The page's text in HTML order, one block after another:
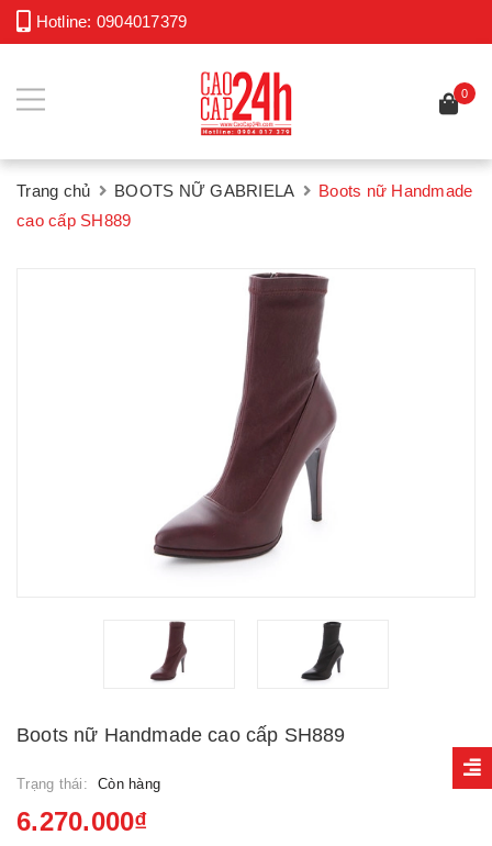
Hotline: 0904017379
0
Trang chủ BOOTS NỮ GABRIELA
Boots nữ Handmade
cao cấp SH889
Boots nữ Handmade cao cấp SH889
Trạng thái: Còn hàng
6.270.000₫